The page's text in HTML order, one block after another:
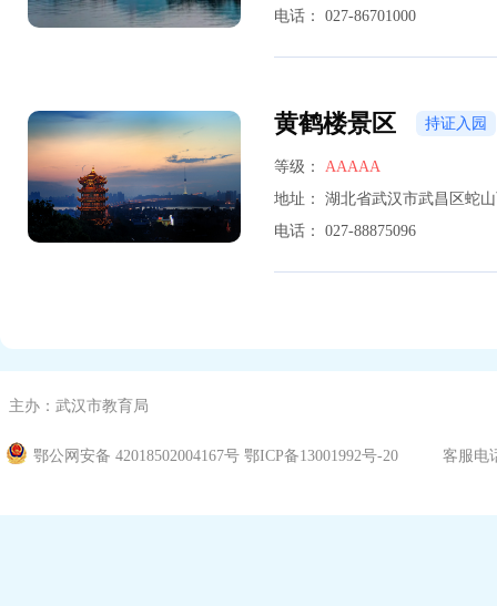
电话： 027-86701000
黄鹤楼景区 持证入园
等级：
AAAAA
地址： 湖北省武汉市武昌区蛇
电话： 027-88875096
主办：武汉市教育局
鄂公网安备 42018502004167号 鄂ICP备13001992号-20 客服电话：